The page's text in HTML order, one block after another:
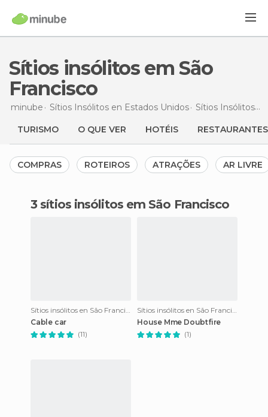
Sítios insólitos em São
Francisco
minube Sítios Insólitos en Estados Unidos Sítios Insólitos en
TURISMO O QUE VER HOTÉIS RESTAURANTES
COMPRAS ROTEIROS ATRAÇÕES AR LIVRE
3 sítios insólitos em São Francisco
Sítios insólitos en São Francisco
Cable car
(11)
Sítios insólitos en São Francisco
House Mme Doubtfire
(1)